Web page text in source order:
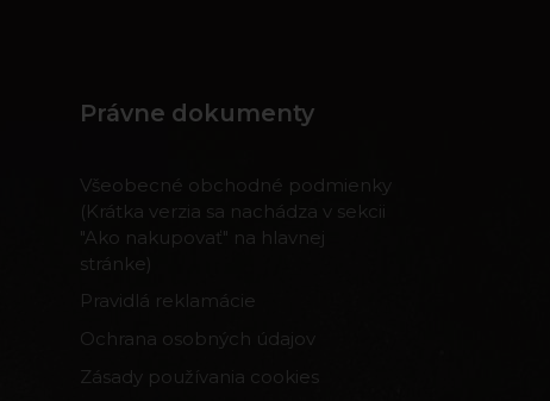
Právne dokumenty
Všeobecné obchodné podmienky
(Krátka verzia sa nachádza v sekcii
"Ako nakupovať" na hlavnej
stránke)
Pravidlá reklamácie
Ochrana osobných údajov
Zásady používania cookies